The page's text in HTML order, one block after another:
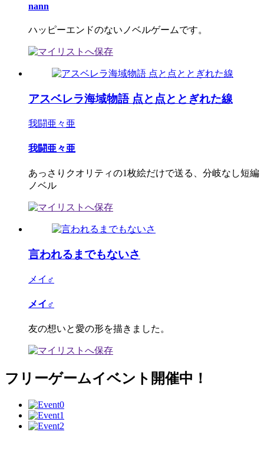
nann
ハッピーエンドのないノベルゲームです。
アスベレラ海域物語 点と点ととぎれた線
我闘亜々亜
我闘亜々亜
あっさりクオリティの1枚絵だけで送る、分岐なし短編
ノベル
言われるまでもないさ
メイ♂
メイ♂
友の想いと愛の形を描きました。
フリーゲームイベント開催中！